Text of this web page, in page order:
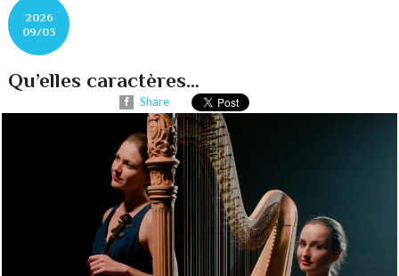
2026
09/03
Qu’elles caractères…
Share